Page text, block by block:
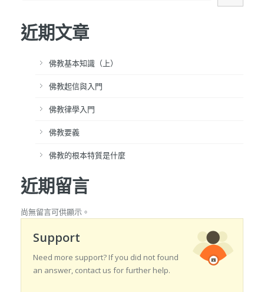
近期文章
佛教基本知識（上）
佛教起信與入門
佛教律學入門
佛教要義
佛教的根本特質是什麼
近期留言
尚無留言可供顯示。
Support
Need more support? If you did not found
an answer, contact us for further help.